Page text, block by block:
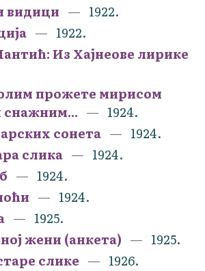
видици
1922.
1922.
Из Хајнеове лирике
прожете мирисом
снажним...
1924.
сонета
1924.
слика
1924.
1924.
1924.
1925.
жени (анкета)
1925.
слике
1926.